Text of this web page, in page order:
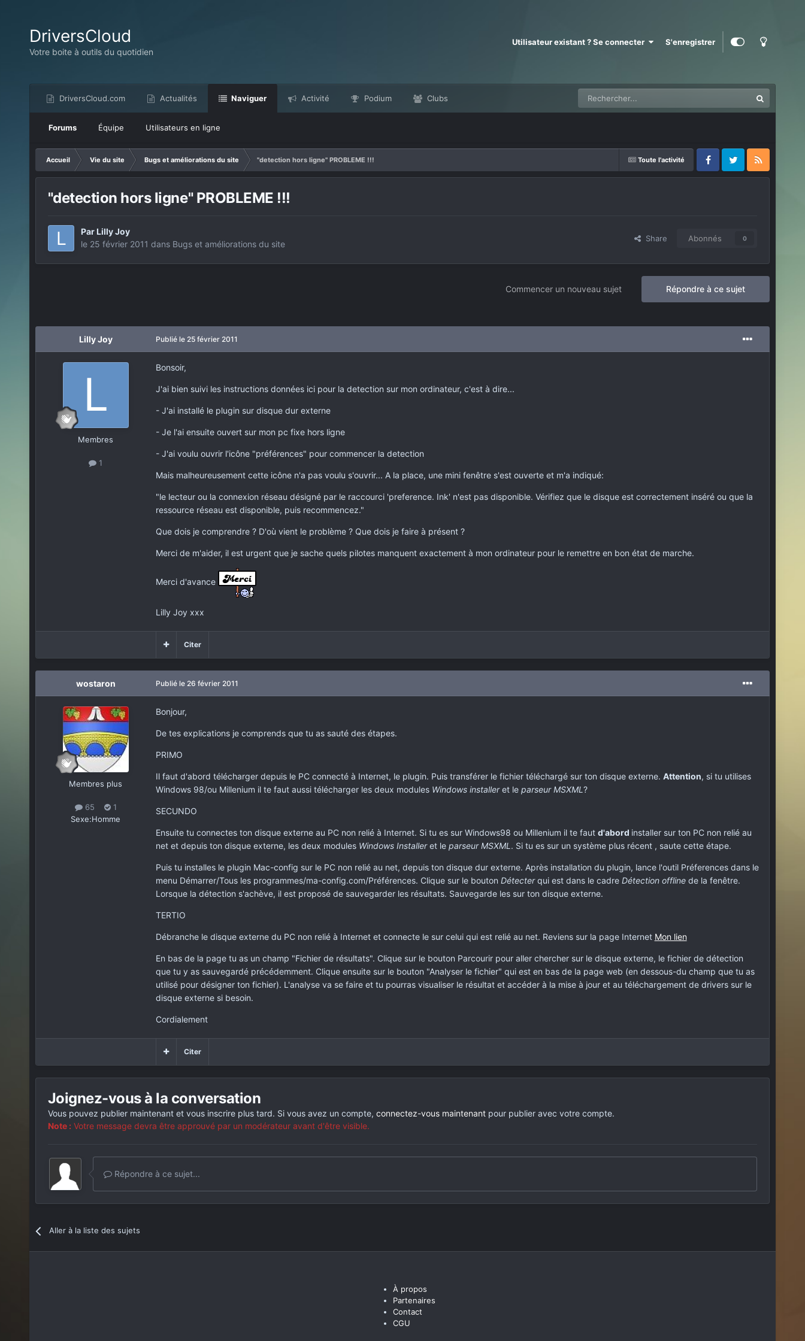
DriversCloud
Votre boite à outils du quotidien
Utilisateur existant ? Se connecter S'enregistrer
DriversCloud.com Actualités Naviguer
Forums Équipe Utilisateurs en ligne
Activité Podium Clubs
Toute l'activité
Accueil Vie du site Bugs et améliorations du site
"detection hors ligne" PROBLEME !!!
FacebookTwitter RSS
"detection hors ligne" PROBLEME !!!
Par Lilly Joy
le 25 février 2011 dans Bugs et améliorations du site
Share Abonnés 0
Répondre à ce sujet
Commencer un nouveau sujet
Lilly Joy
Membres
1
Publié le 25 février 2011
Bonsoir,
J'ai bien suivi les instructions données ici pour la detection sur mon ordinateur, c'est à dire...
- J'ai installé le plugin sur disque dur externe
- Je l'ai ensuite ouvert sur mon pc fixe hors ligne
- J'ai voulu ouvrir l'icône "préférences" pour commencer la detection
Mais malheureusement cette icône n'a pas voulu s'ouvrir... A la place, une mini fenêtre s'est ouverte et m'a indiqué:
"le lecteur ou la connexion réseau désigné par le raccourci 'preference. Ink' n'est pas disponible. Vérifiez que le disque est correctement inséré ou que la
ressource réseau est disponible, puis recommencez."
Que dois je comprendre ? D'où vient le problème ? Que dois je faire à présent ?
Merci de m'aider, il est urgent que je sache quels pilotes manquent exactement à mon ordinateur pour le remettre en bon état de marche.
Merci d'avance
Lilly Joy xxx
Citer
wostaron
Membres plus
65
1
Sexe:Homme
Publié le 26 février 2011
Bonjour,
De tes explications je comprends que tu as sauté des étapes.
PRIMO
Il faut d'abord télécharger depuis le PC connecté à Internet, le plugin. Puis transférer le fichier téléchargé sur ton disque externe. Attention, si tu utilises
Windows 98/ou Millenium il te faut aussi télécharger les deux modules Windows installeret le parseur MSXML ?
SECUNDO
Ensuite tu connectes ton disque externe au PC non relié à Internet. Si tu es sur Windows98 ou Millenium il te faut d'abord installer sur ton PC non relié au
net et depuis ton disque externe, les deux modules Windows Installeret le parseur MSXML . Si tu es sur un système plus récent , saute cette étape.
Puis tu installes le plugin Mac-config sur le PC non relié au net, depuis ton disque dur externe. Après installation du plugin, lance l'outil Préferences dans le
menu Démarrer/Tous les programmes/ma-config.com/Préférences. Clique sur le bouton Détecterqui est dans le cadre Détection offlinede la fenêtre.
Lorsque la détection s'achève, il est proposé de sauvegarder les résultats. Sauvegarde les sur ton disque externe.
TERTIO
Débranche le disque externe du PC non relié à Internet et connecte le sur celui qui est relié au net. Reviens sur la page Internet Mon lien
En bas de la page tu as un champ "Fichier de résultats". Clique sur le bouton Parcourir pour aller chercher sur le disque externe, le fichier de détection
que tu y as sauvegardé précédemment. Clique ensuite sur le bouton "Analyser le fichier" qui est en bas de la page web (en dessous-du champ que tu as
utilisé pour désigner ton fichier). L'analyse va se faire et tu pourras visualiser le résultat et accéder à la mise à jour et au téléchargement de drivers sur le
disque externe si besoin.
Cordialement
Citer
Joignez-vous à la conversation
Vous pouvez publier maintenant et vous inscrire plus tard. Si vous avez un compte, connectez-vous maintenantpour publier avec votre compte.
Note : Votre message devra être approuvé par un modérateur avant d'être visible.
Répondre à ce sujet...
Aller à la liste des sujets
À propos
Partenaires
Contact
CGU